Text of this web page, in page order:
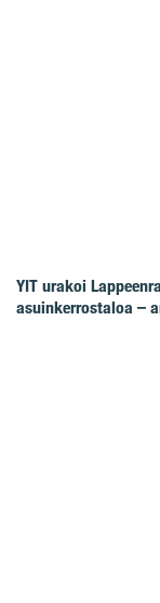
YIT urakoi
asuinkerrostaloa –